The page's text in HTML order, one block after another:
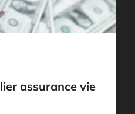
assurance vie